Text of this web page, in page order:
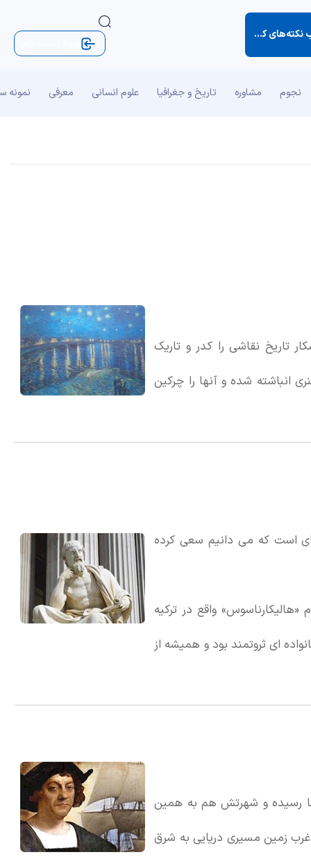
کوچک زندگی)
نجوم مشاوره تاریخ و جغرافیا علوم انسانی معرفی نمونه
تاریخ نقاشی را كدر و تاریك
انباشته شده و آنها را چركین
نسخه اصلی برای بازسازی و
ای است که می دانیم سعی کرده
به نام «هالیکارناسوس» واقع در ترکیه
ای ثروتمند بود و همیشه از
همه آثار هومر (شاعر مشهور
رسیده و شهرتش هم به همین
زمین مسیری دریایی به شرق